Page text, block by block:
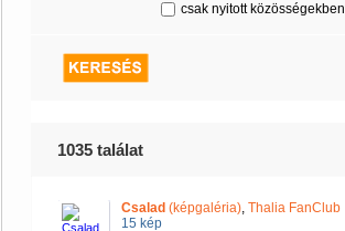
csak nyitott közösségekben
1035 találat
Csalad (képgaléria), Thalia FanClub
15 kép